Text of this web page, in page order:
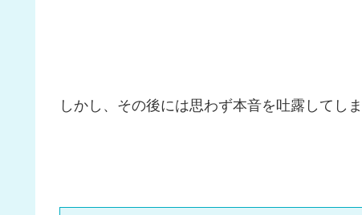
しかし、その後には思わず本音を吐露してし